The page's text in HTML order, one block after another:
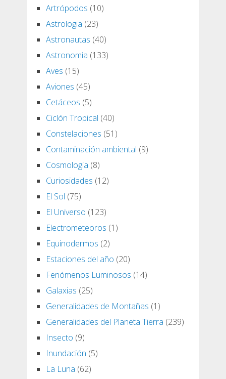
Artrópodos (10)
Astrologia (23)
Astronautas (40)
Astronomia (133)
Aves (15)
Aviones (45)
Cetáceos (5)
Ciclón Tropical (40)
Constelaciones (51)
Contaminación ambiental (9)
Cosmologia (8)
Curiosidades (12)
El Sol (75)
El Universo (123)
Electrometeoros (1)
Equinodermos (2)
Estaciones del año (20)
Fenómenos Luminosos (14)
Galaxias (25)
Generalidades de Montañas (1)
Generalidades del Planeta Tierra (239)
Insecto (9)
Inundación (5)
La Luna (62)